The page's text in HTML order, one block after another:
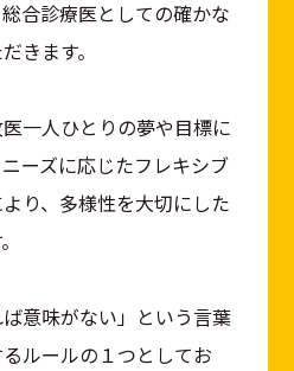
合診療医としての確かな
きます。
一人ひとりの夢や目標に
ーズに応じたフレキシブ
り、多様性を大切にした
意味がない」という言葉
ルールの１つとしてお